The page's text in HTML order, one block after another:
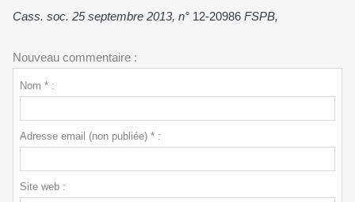
Cass. soc. 25 septembre 2013, n° 12-20986 FSPB,
Nouveau commentaire :
Nom * :
Adresse email (non publiée) * :
Site web :